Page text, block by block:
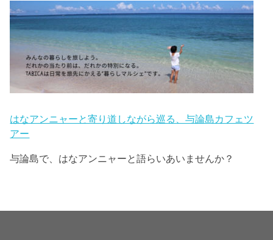
はなアンニャーと寄り道しながら巡る、与論島カフェツ
アー
与論島で、はなアンニャーと語らいあいませんか？